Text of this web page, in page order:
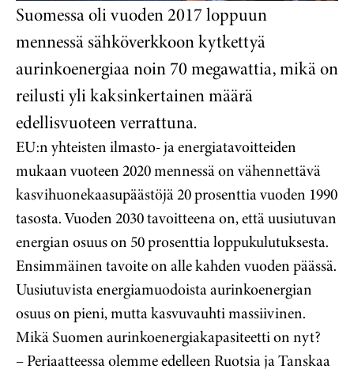
Suomessa oli vuoden 2017 loppuun
mennessä sähköverkkoon kytkettyä
aurinkoenergiaa noin 70 megawattia, mikä on
reilusti yli kaksinkertainen määrä
edellisvuoteen verrattuna.
EU:n yhteisten ilmasto- ja energiatavoitteiden
mukaan vuoteen 2020 mennessä on vähennettävä
kasvihuonekaasupäästöjä 20 prosenttia vuoden 1990
tasosta. Vuoden 2030 tavoitteena on, että uusiutuvan
energian osuus on 50 prosenttia loppukulutuksesta.
Ensimmäinen tavoite on alle kahden vuoden päässä.
Uusiutuvista energiamuodoista aurinkoenergian
osuus on pieni, mutta kasvuvauhti massiivinen.
Mikä Suomen aurinkoenergiakapasiteetti on nyt?
– Periaatteessa olemme edelleen Ruotsia ja Tanskaa